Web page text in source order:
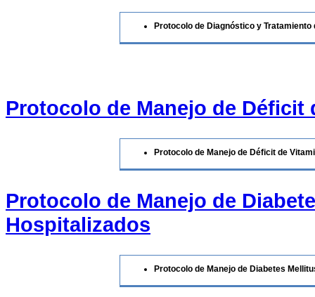
Protocolo de Diagnóstico y
Protocolo de Manejo de Déficit
Protocolo de Manejo de Déficit de
Protocolo de Manejo de
Hospitalizados
Protocolo de Manejo de Diabetes